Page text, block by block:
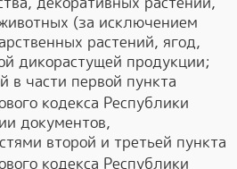
(за исключением
растений, ягод,
дикорастущей продукции;
в части первой пункта
кодекса Республики
документов,
второй и третьей пункта
кодекса Республики